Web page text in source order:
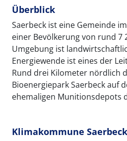
Überblick
Saerbeck ist eine Gemeinde
einer Bevölkerung von rund 7
Umgebung ist
Energiewende ist eines der
Rund drei Kilometer nördlich
Bioenergiepark Saerbeck auf
ehemaligen Munitionsdepots
Klimakommune Saerbeck